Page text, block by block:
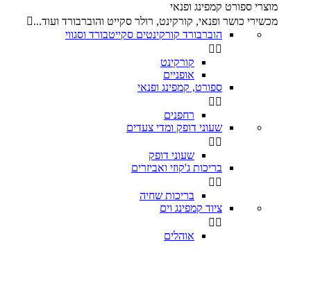
מוצרי ספורט קמפינג ופנאי
מכשירי כושר ופנאי, קורקינט, רולר סקייט והוברבורד ועוד...
הוברבורד קורקינטים סקייטבורד וסגווי
 
קורקינט
אופניים
ספורט, קמפינג ופנאי
 
רחפנים
שעוני דופק ומדי צעדים
 
שעוני דופק
בריכות ג'קוזי ואביזרים
 
בריכות שחיה
ציוד קמפינג וים
 
אוהלים